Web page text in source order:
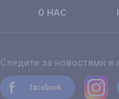
О НАС
Следите за новостями и
facebook